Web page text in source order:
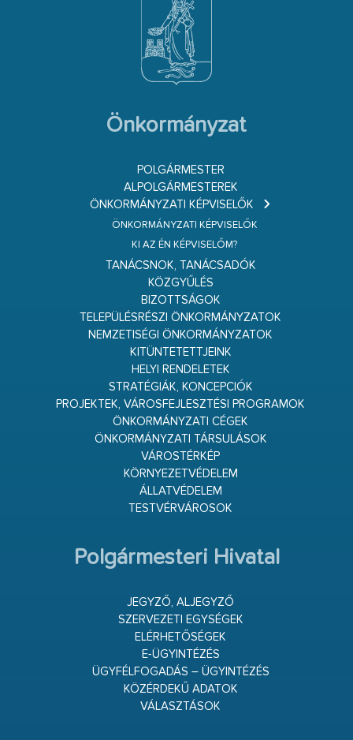
Önkormányzat
POLGÁRMESTER
ALPOLGÁRMESTEREK
ÖNKORMÁNYZATI KÉPVISELŐK
ÖNKORMÁNYZATI KÉPVISELŐK
KI AZ ÉN KÉPVISELŐM?
TANÁCSNOK, TANÁCSADÓK
KÖZGYŰLÉS
BIZOTTSÁGOK
TELEPÜLÉSRÉSZI ÖNKORMÁNYZATOK
NEMZETISÉGI ÖNKORMÁNYZATOK
KITÜNTETETTJEINK
HELYI RENDELETEK
STRATÉGIÁK, KONCEPCIÓK
PROJEKTEK, VÁROSFEJLESZTÉSI PROGRAMOK
ÖNKORMÁNYZATI CÉGEK
ÖNKORMÁNYZATI TÁRSULÁSOK
VÁROSTÉRKÉP
KÖRNYEZETVÉDELEM
ÁLLATVÉDELEM
TESTVÉRVÁROSOK
Polgármesteri Hivatal
JEGYZŐ, ALJEGYZŐ
SZERVEZETI EGYSÉGEK
ELÉRHETŐSÉGEK
E-ÜGYINTÉZÉS
ÜGYFÉLFOGADÁS – ÜGYINTÉZÉS
KÖZÉRDEKŰ ADATOK
VÁLASZTÁSOK